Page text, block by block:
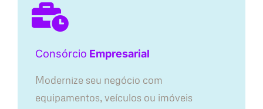
Consórcio Empresarial
Modernize seu negócio com
equipamentos, veículos ou imóveis